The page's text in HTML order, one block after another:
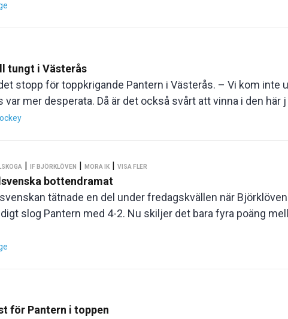
tungt i Västerås
stopp för toppkrigande Pantern i Västerås. – Vi kom inte
mer desperata. Då är det också svårt att vinna i den här j
| IF BJÖRKLÖVEN | MORA IK | VISA FLER
bottendramat
tätnade en del under fredagskvällen när
slog Pantern med 4-2. Nu skiljer det bara fyra poäng
för Pantern i toppen